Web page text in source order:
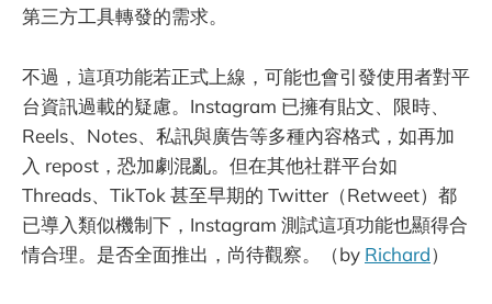
第三方工具轉發的需求。
不過，這項功能若正式上線，可能也會引發使用者對平
台資訊過載的疑慮。Instagram 已擁有貼文、限時、
Reels、Notes、私訊與廣告等多種內容格式，如再加
入 repost，恐加劇混亂。但在其他社群平台如
Threads、TikTok 甚至早期的 Twitter（Retweet）都
已導入類似機制下，Instagram 測試這項功能也顯得合
情合理。是否全面推出，尚待觀察。（by Richard）